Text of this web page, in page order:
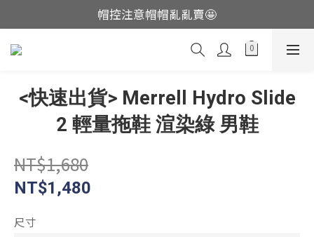
這裡現貨不用等👟
帽控注意帽帽亂亂賣🤩
這裡現貨不用等👟
<快速出貨> Merrell Hydro Slide
2 輕量拖鞋 渲染綠 男鞋
NT$1,680
NT$1,480
尺寸